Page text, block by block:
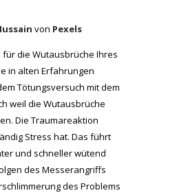
von Pexels
für die Wutausbrüche Ihres
in alten Erfahrungen
Tötungsversuch mit dem
weil die Wutausbrüche
Die Traumareaktion
Stress hat. Das führt
und schneller wütend
des Messerangriffs
des Problems